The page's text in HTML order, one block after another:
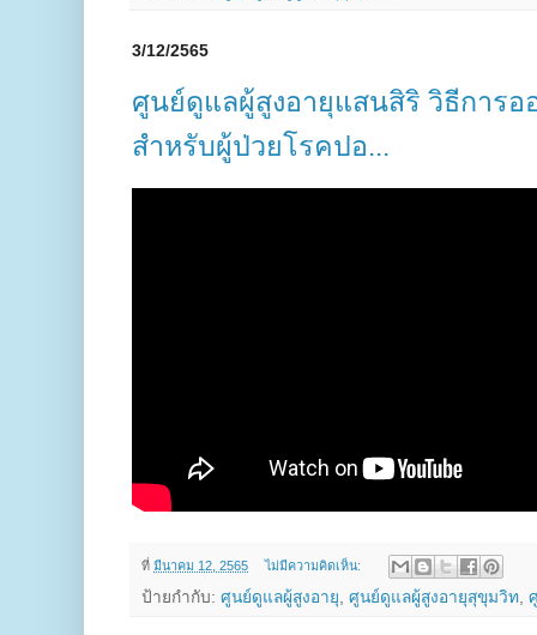
3/12/2565
ศูนย์ดูแลผู้สูงอายุแสนสิริ วิธีการอ
สำหรับผู้ป่วยโรคปอ...
ที่ มีนาคม 12, 2565 ไม่มีความคิดเห็น:
ป้ายกำกับ: ศูนย์ดูแลผู้สูงอายุ ศูนย์ดูแลผู้สูงอายุสุขุมวิท